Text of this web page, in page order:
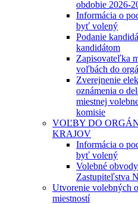
obdobie 2026-
Informácia o
byť volený
Podanie
kandidátom
Zapisovateľka
voľbách do
Zverejnenie
oznámenia o
miestnej
komisie
VOĽBY DO
KRAJOV
Informácia o
byť volený
Volebné
Zastupiteľstva
Utvorenie volebných
miestností